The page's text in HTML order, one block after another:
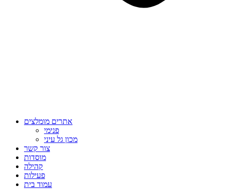
אתרים מומלצים
פנימי
מכון גל עיני
צור קשר
מוסדות
קהילה
פעילות
עמוד בית